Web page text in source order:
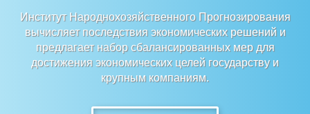
Стандарты оформления
Научные труды
О журнале
Выпуски
Институт Народнохозяйственного Прогнозирования
вычисляет последствия экономических решений и
предлагает набор сбалансированных мер для
достижения экономических целей государству и
крупным компаниям.